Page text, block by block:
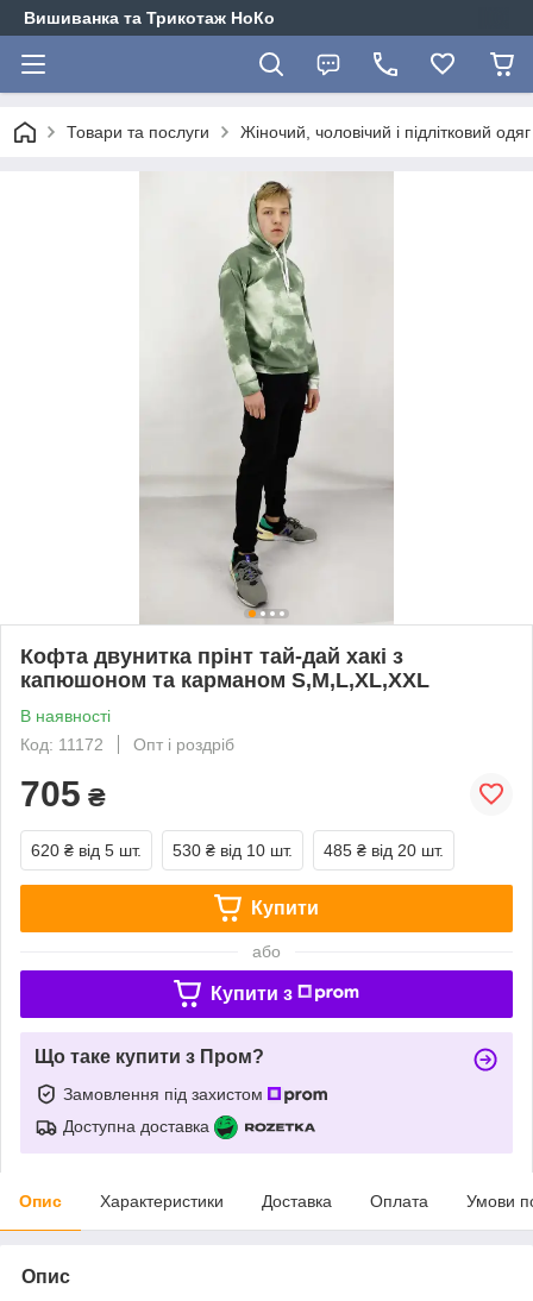
Вишиванка та Трикотаж НоКо
Товари та послуги Жіночий, чоловічий і підлітковий
Кофта двунитка прінт тай-дай хакі з
капюшоном та карманом S,M,L,XL,XXL
В наявності
Код: 11172
Опт і роздріб
705 ₴
620 ₴ від 5 шт. 530 ₴ від 10 шт. 485 ₴ від 20 шт.
Купити
або
Купити з
Що таке купити з Пром?
Замовлення під захистом
Доступна доставка
Опис Характеристики Доставка Оплата Умови
Опис